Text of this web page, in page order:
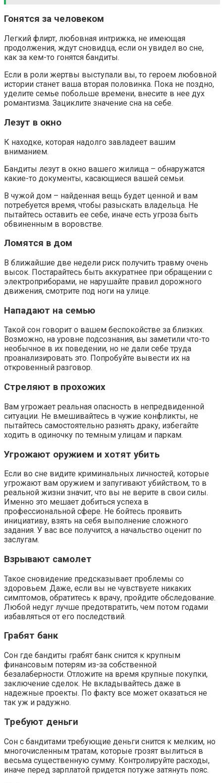
Гонятся за человеком
Легкий флирт, любовная интрижка, не имеющая
продолжения, ждут сновидца, если он увидел во сне,
как за кем-то гонятся бандиты.
Если в роли жертвы выступали вы, то героем любовной
истории станет ваша вторая половинка. Пока не поздно,
уделите семье побольше времени, внесите в нее дух
романтизма. Зациклите значение сна на себе.
Лезут в окно
К находке, которая надолго завладеет вашим
вниманием.
Бандиты лезут в окно вашего жилища – обнаружатся
какие-то документы, касающиеся вашей семьи.
В чужой дом – найденная вещь будет ценной и вам
потребуется время, чтобы разыскать владельца. Не
пытайтесь оставить ее себе, иначе есть угроза быть
обвиненным в воровстве.
Ломятся в дом
В ближайшие две недели риск получить травму очень
высок. Постарайтесь быть аккуратнее при обращении с
электроприборами, не нарушайте правил дорожного
движения, смотрите под ноги на улице.
Нападают на семью
Такой сон говорит о вашем беспокойстве за близких.
Возможно, на уровне подсознания, вы заметили что-то
необычное в их поведении, но не дали себе труда
проанализировать это. Попробуйте вывести их на
откровенный разговор.
Стреляют в прохожих
Вам угрожает реальная опасность в непредвиденной
ситуации. Не вмешивайтесь в чужие конфликты, не
пытайтесь самостоятельно разнять драку, избегайте
ходить в одиночку по темным улицам и паркам.
Угрожают оружием и хотят убить
Если во сне видите криминальных личностей, которые
угрожают вам оружием и запугивают убийством, то в
реальной жизни значит, что вы не верите в свои силы.
Именно это мешает добиться успеха в
профессиональной сфере. Не бойтесь проявить
инициативу, взять на себя выполнение сложного
задания. У вас все получится, а начальство оценит по
заслугам.
Взрывают самолет
Такое сновидение предсказывает проблемы со
здоровьем. Даже, если вы не чувствуете никаких
симптомов, обратитесь к врачу, пройдите обследование.
Любой недуг лучше предотвратить, чем потом годами
избавляться от его последствий.
Грабят банк
Сон где бандиты грабят банк снится к крупным
финансовым потерям из-за собственной
безалаберности. Отложите на время крупные покупки,
заключение сделок. Не вкладывайтесь даже в
надежные проекты. По факту все может оказаться не
так уж и радужно.
Требуют деньги
Сон с бандитами требующие деньги снится к мелким, но
многочисленным тратам, которые грозят вылиться в
весьма существенную сумму. Контролируйте расходы,
иначе перед зарплатой придется потуже затянуть пояс.